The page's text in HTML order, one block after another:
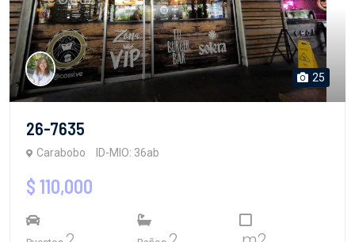
25
26-7635
Carabobo ID-MIO: 36ab
$ 110,000